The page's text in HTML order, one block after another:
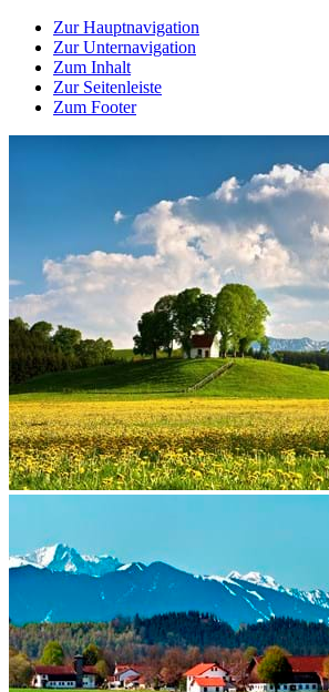
Zur Hauptnavigation
Zur Unternavigation
Zum Inhalt
Zur Seitenleiste
Zum Footer